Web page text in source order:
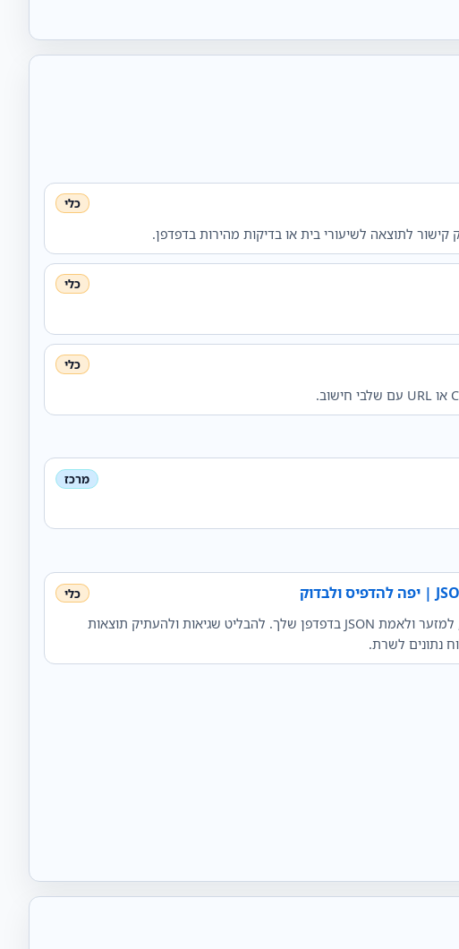
לתוצאה לשיעורי בית או בדיקות מהירות בדפדפן.
לעצב בצורה נעימה, למזער ולאמת JSON בדפדפן שלך. להבליט שגיאות ולהעתיק תוצאות
נתונים לשרת.